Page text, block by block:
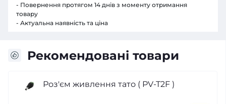
Рекомендовані товари
Роз'єм живлення тато ( PV-T2F )
- Повернення протягом 14 днів з моменту отримання
товару
- Актуальна наявність та ціна